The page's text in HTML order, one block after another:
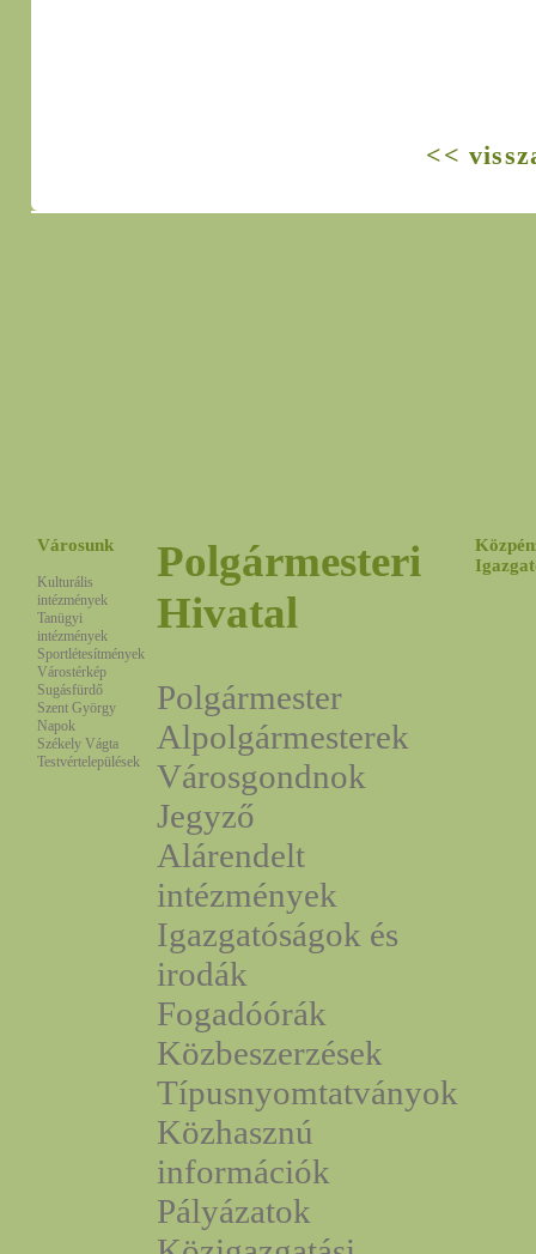
<<
Városunk
Kulturális
intézmények
Tanügyi
intézmények
Sportlétesítmények
Várostérkép
Sugásfürdő
Szent György
Napok
Székely Vágta
Testvértelepülések
Polgármesteri
Hivatal
Polgármester
Alpolgármesterek
Városgondnok
Jegyző
Alárendelt
intézmények
Igazgatóságok és
irodák
Fogadóórák
Közbeszerzések
Típusnyomtatványok
Közhasznú
információk
Pályázatok